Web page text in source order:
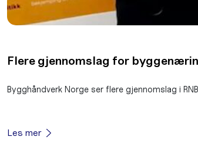
Flere gjennomslag for
Bygghåndverk Norge ser flere gjennomslag i
Les mer